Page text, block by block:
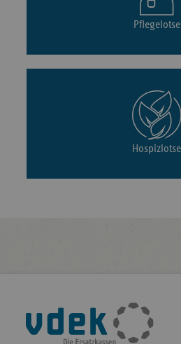
Pflegelotse
Hospizlotse
Fußleisten-
Navigation